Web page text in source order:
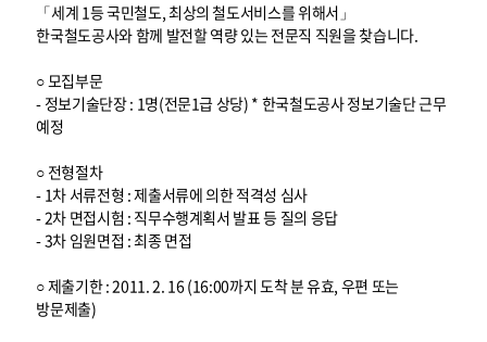
「세계 1등 국민철도, 최상의 철도서비스를 위해서」
한국철도공사와 함께 발전할 역량 있는 전문직 직원을 찾습니다.
○ 모집부문
- 정보기술단장 : 1명(전문1급 상당) * 한국철도공사 정보기술단 근무
예정
○ 전형절차
- 1차 서류전형 : 제출서류에 의한 적격성 심사
- 2차 면접시험 : 직무수행계획서 발표 등 질의 응답
- 3차 임원면접 : 최종 면접
○ 제출기한 : 2011. 2. 16 (16:00까지 도착 분 유효, 우편 또는
방문제출)